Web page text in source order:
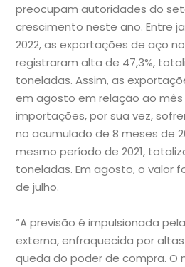
preocupam autoridades do
crescimento neste ano. Entre
2022, as exportações de aço
registraram alta de 47,3%,
toneladas. Assim, as
em agosto em relação ao mês
importações, por sua vez,
no acumulado de 8 meses de
mesmo período de 2021,
toneladas. Em agosto, o valor
de julho.
“A previsão é impulsionada
externa, enfraquecida por
queda do poder de compra. O